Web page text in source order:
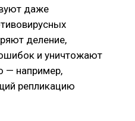
даже
деление,
и уничтожают
— например,
репликацию